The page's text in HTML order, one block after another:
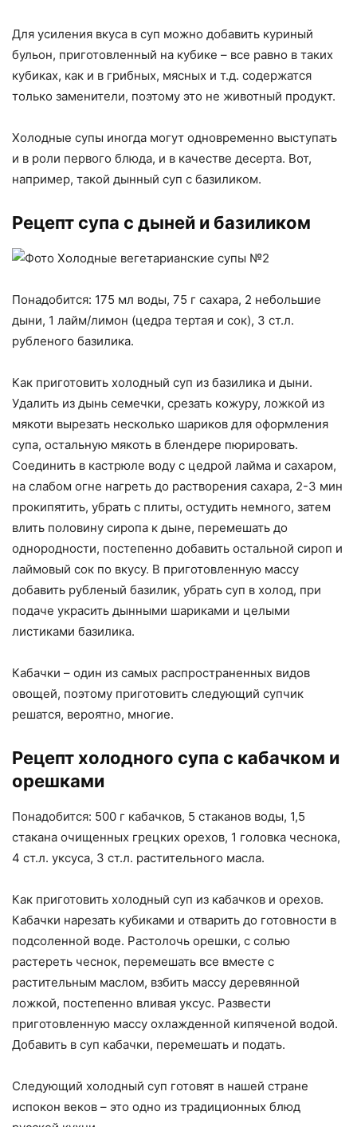
Для усиления вкуса в суп можно добавить куриный
бульон, приготовленный на кубике – все равно в таких
кубиках, как и в грибных, мясных и т.д. содержатся
только заменители, поэтому это не животный продукт.
Холодные супы иногда могут одновременно выступать
и в роли первого блюда, и в качестве десерта. Вот,
например, такой дынный суп с базиликом.
Рецепт супа с дыней и базиликом
Понадобится: 175 мл воды, 75 г сахара, 2 небольшие
дыни, 1 лайм/лимон (цедра тертая и сок), 3 ст.л.
рубленого базилика.
Как приготовить холодный суп из базилика и дыни.
Удалить из дынь семечки, срезать кожуру, ложкой из
мякоти вырезать несколько шариков для оформления
супа, остальную мякоть в блендере пюрировать.
Соединить в кастрюле воду с цедрой лайма и сахаром,
на слабом огне нагреть до растворения сахара, 2-3 мин
прокипятить, убрать с плиты, остудить немного, затем
влить половину сиропа к дыне, перемешать до
однородности, постепенно добавить остальной сироп и
лаймовый сок по вкусу. В приготовленную массу
добавить рубленый базилик, убрать суп в холод, при
подаче украсить дынными шариками и целыми
листиками базилика.
Кабачки – один из самых распространенных видов
овощей, поэтому приготовить следующий супчик
решатся, вероятно, многие.
Рецепт холодного супа с кабачком и
орешками
Понадобится: 500 г кабачков, 5 стаканов воды, 1,5
стакана очищенных грецких орехов, 1 головка чеснока,
4 ст.л. уксуса, 3 ст.л. растительного масла.
Как приготовить холодный суп из кабачков и орехов.
Кабачки нарезать кубиками и отварить до готовности в
подсоленной воде. Растолочь орешки, с солью
растереть чеснок, перемешать все вместе с
растительным маслом, взбить массу деревянной
ложкой, постепенно вливая уксус. Развести
приготовленную массу охлажденной кипяченой водой.
Добавить в суп кабачки, перемешать и подать.
Следующий холодный суп готовят в нашей стране
испокон веков – это одно из традиционных блюд